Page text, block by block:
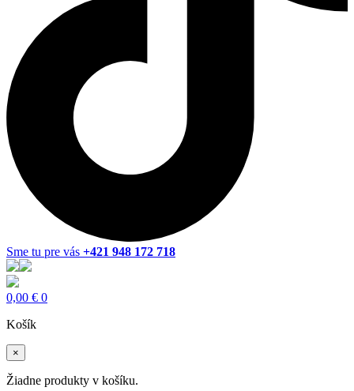
Sme tu pre vás +421 948 172 718
0,00 € 0
Košík
×
Žiadne produkty v košíku.